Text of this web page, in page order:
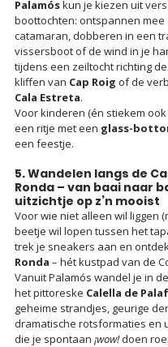
Palamós kun je kiezen uit
boottochten: ontspannen mee
catamaran, dobberen in een
vissersboot of de wind in je
tijdens een zeiltocht richting
kliffen van Cap Roig of de
Cala Estreta.
Voor kinderen (én stiekem ook
een ritje met een glass-
een feestje.
5. Wandelen langs de
Ronda – van baai naar
uitzichtje op z’n mooist
Voor wie niet alleen wil liggen
beetje wil lopen tussen het
trek je sneakers aan en
Ronda – hét kustpad van de
Vanuit Palamós wandel je in
het pittoreske Calella de
geheime strandjes, geurige
dramatische rotsformaties en
die je spontaan ¡wow! doen